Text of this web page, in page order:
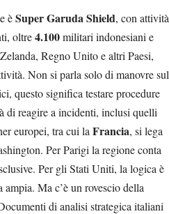
èSuper Garuda Shield, con attività
oltre4.100militari indonesiani e
Regno Unito e altri Paesi,
Non si parla solo di manovre sul
questo significa testare procedure
di reagire a incidenti, inclusi quelli
europei, tra cui la Francia, si lega
Per Parigi la regione conta
Per gli Stati Uniti, la logica è
Ma c’è un rovescio della
di analisi strategica italiani